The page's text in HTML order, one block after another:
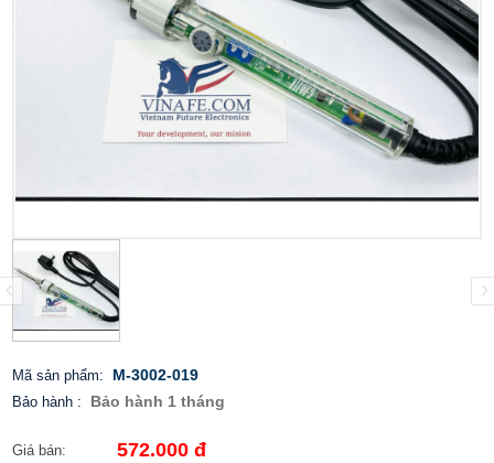
Mã sản phẩm: M-3002-019
Bảo hành : Bảo hành 1 tháng
Giá bán: 572.000 đ